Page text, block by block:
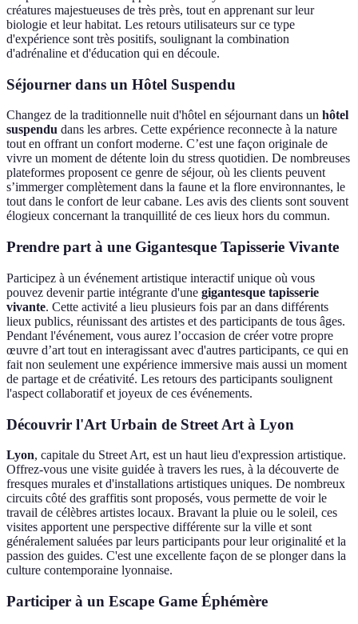
créatures majestueuses de très près, tout en apprenant sur leur
biologie et leur habitat. Les retours utilisateurs sur ce type
d'expérience sont très positifs, soulignant la combination
d'adrénaline et d'éducation qui en découle.
Séjourner dans un Hôtel Suspendu
Changez de la traditionnelle nuit d'hôtel en séjournant dans un hôtel
suspendu dans les arbres. Cette expérience reconnecte à la nature
tout en offrant un confort moderne. C’est une façon originale de
vivre un moment de détente loin du stress quotidien. De nombreuses
plateformes proposent ce genre de séjour, où les clients peuvent
s’immerger complètement dans la faune et la flore environnantes, le
tout dans le confort de leur cabane. Les avis des clients sont souvent
élogieux concernant la tranquillité de ces lieux hors du commun.
Prendre part à une Gigantesque Tapisserie Vivante
Participez à un événement artistique interactif unique où vous
pouvez devenir partie intégrante d'une gigantesque tapisserie
vivante. Cette activité a lieu plusieurs fois par an dans différents
lieux publics, réunissant des artistes et des participants de tous âges.
Pendant l'événement, vous aurez l’occasion de créer votre propre
œuvre d’art tout en interagissant avec d'autres participants, ce qui en
fait non seulement une expérience immersive mais aussi un moment
de partage et de créativité. Les retours des participants soulignent
l'aspect collaboratif et joyeux de ces événements.
Découvrir l'Art Urbain de Street Art à Lyon
Lyon, capitale du Street Art, est un haut lieu d'expression artistique.
Offrez-vous une visite guidée à travers les rues, à la découverte de
fresques murales et d'installations artistiques uniques. De nombreux
circuits côté des graffitis sont proposés, vous permette de voir le
travail de célèbres artistes locaux. Bravant la pluie ou le soleil, ces
visites apportent une perspective différente sur la ville et sont
généralement saluées par leurs participants pour leur originalité et la
passion des guides. C'est une excellente façon de se plonger dans la
culture contemporaine lyonnaise.
Participer à un Escape Game Éphémère